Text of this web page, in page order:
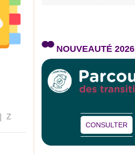
Z
NOUVEAUTÉ 2026
CONSULTER